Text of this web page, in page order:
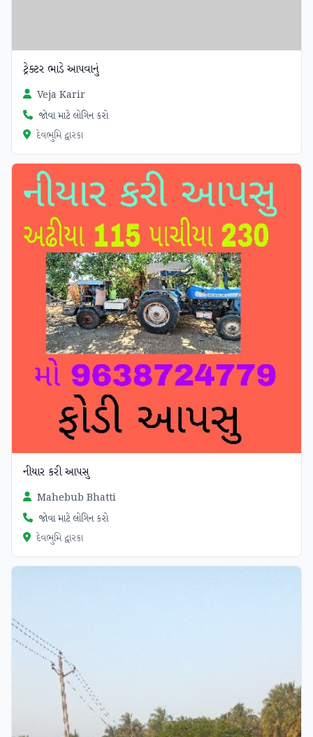
ટ્રેક્ટર ભાડે આપવાનું
Veja Karir
જોવા માટે લોગિન કરો
દેવભુમિ દ્વારકા
નીયાર કરી આપસુ
Mahebub Bhatti
જોવા માટે લોગિન કરો
દેવભુમિ દ્વારકા